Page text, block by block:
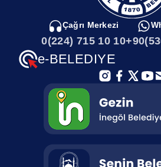
Çağrı Merkezi
0(224) 715 10 10
e-BELEDIYE